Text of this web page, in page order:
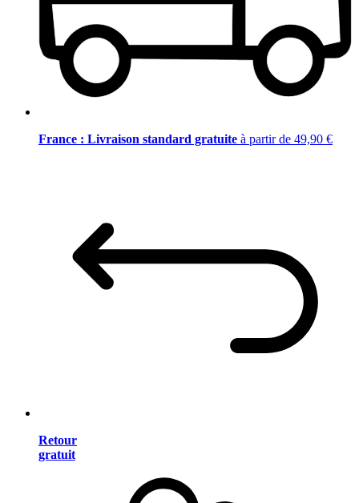
France : Livraison standard gratuite à partir de 49,90 €
Retour
gratuit